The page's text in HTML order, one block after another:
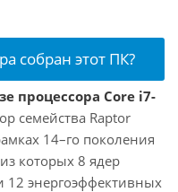
собран этот ПК?
процессора Core i7-
семейства Raptor
14–го поколения
которых 8 ядер
12 энергоэффективных